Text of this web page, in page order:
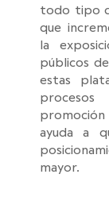
todo tipo
que
la
públicos
estas
ayuda a
mayor.